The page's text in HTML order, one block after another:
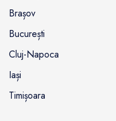
Brașov
București
Cluj-Napoca
Iași
Timișoara